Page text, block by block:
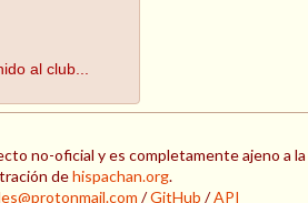
al club...
no-oficial y es completamente ajeno a la
dehispachan.org.
/GitHub /API